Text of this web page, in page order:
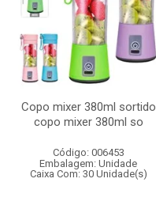
Copo mixer 380ml sortido
copo mixer 380ml so
Código: 006453
Embalagem: Unidade
Caixa Com: 30 Unidade(s)